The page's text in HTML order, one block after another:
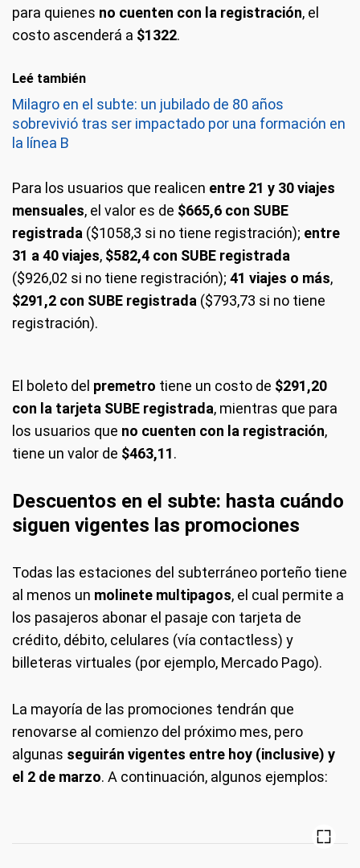
para quienes no cuenten con la registración, el
costo ascenderá a $1322.
Leé también
Milagro en el subte: un jubilado de 80 años
sobrevivió tras ser impactado por una formación en
la línea B
Para los usuarios que realicen entre 21 y 30 viajes
mensuales, el valor es de $665,6 con SUBE
registrada ($1058,3 si no tiene registración); entre
31 a 40 viajes, $582,4 con SUBE registrada
($926,02 si no tiene registración); 41 viajes o más,
$291,2 con SUBE registrada ($793,73 si no tiene
registración).
El boleto del premetro tiene un costo de $291,20
con la tarjeta SUBE registrada, mientras que para
los usuarios que no cuenten con la registración,
tiene un valor de $463,11.
Descuentos en el subte: hasta cuándo
siguen vigentes las promociones
Todas las estaciones del subterráneo porteño tiene
al menos un molinete multipagos, el cual permite a
los pasajeros abonar el pasaje con tarjeta de
crédito, débito, celulares (vía contactless) y
billeteras virtuales (por ejemplo, Mercado Pago).
La mayoría de las promociones tendrán que
renovarse al comienzo del próximo mes, pero
algunas seguirán vigentes entre hoy (inclusive) y
el 2 de marzo. A continuación, algunos ejemplos: